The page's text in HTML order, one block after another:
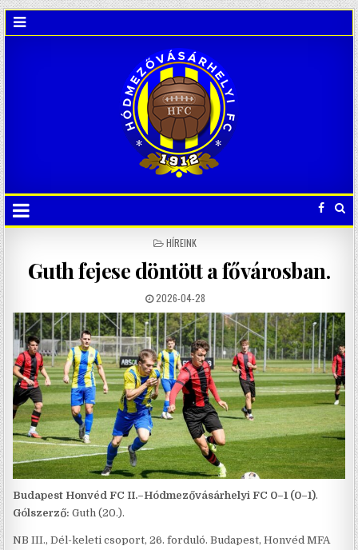
POSTED
HÍREINK
Guth fejese döntött a fővárosban.
2026-04-28
Budapest Honvéd FC II.–Hódmezővásárhelyi FC 0–1 (0–1).
Gólszerző:Guth (20.).
NB III., Dél-keleti csoport, 26. forduló. Budapest, Honvéd MFA